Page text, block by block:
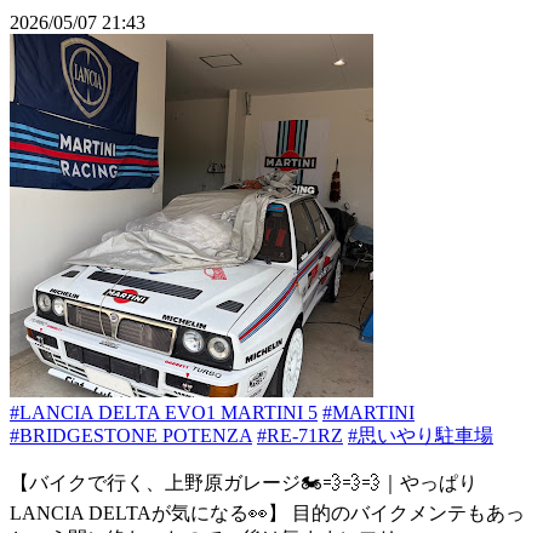
2026/05/07 21:43
#LANCIA DELTA EVO1 MARTINI 5 #MARTINI
#BRIDGESTONE POTENZA #RE-71RZ #思いやり駐車場
【バイクで行く、上野原ガレージ🏍️💨💨💨｜やっぱり
LANCIA DELTAが気になる👀】 目的のバイクメンテもあっ